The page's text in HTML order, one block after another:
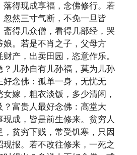
落得现成享福，念佛修行。若
然三寸气断，不免一旦皆
得几众僧，看得几部经，哭
娘。若是不肖之子，父母方
产，出卖田园，恣意作乐。
？儿孙自有儿孙福，莫为儿孙
好念佛：孤单一身，无忧无
嫁，粗衣淡饭，多少清闲，
富贵人最好念佛：高堂大
现成，皆是前生修来。贫穷人
贫穷下贱，常受饥寒，只因
报。若不改往修来，一死之